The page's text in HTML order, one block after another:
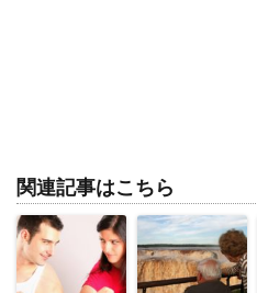
関連記事はこちら